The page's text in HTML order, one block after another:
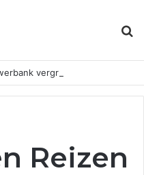
Reizen